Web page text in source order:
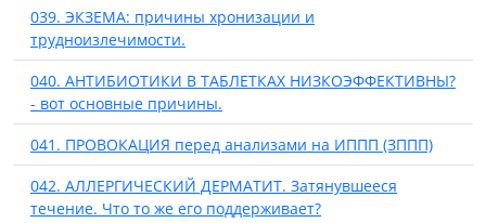
039. ЭКЗЕМА: причины хронизации и
трудноизлечимости.
040. АНТИБИОТИКИ В ТАБЛЕТКАХ НИЗКОЭФФЕКТИВНЫ?
- вот основные причины.
041. ПРОВОКАЦИЯ перед анализами на ИППП (ЗППП)
042. АЛЛЕРГИЧЕСКИЙ ДЕРМАТИТ. Затянувшееся
течение. Что то же его поддерживает?